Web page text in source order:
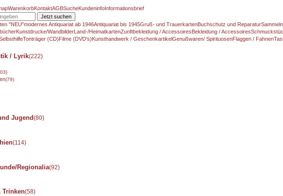
WarenkorbKontaktAGBSucheKundeninfoInformationsbrief
Jetzt suchen
"NEU"modernes Antiquariat ab 1946Antiquariat bis 1945Gruß- und TrauerkartenBuchschutz und Reparatur
Kunstdrucke/WandbilderLand-/HeimatkartenZunftbekleidung / AccessoiresBekleidung / Accessoires
Tonträger (CD)Filme (DVD's)Kunsthandwerk / GeschenkartikelGenußwaren/ SpirituosenFlaggen / Fahnen
/ Lyrik(222)
(79)
Jugend(80)
(114)
Regionalia(92)
Trinken(58)